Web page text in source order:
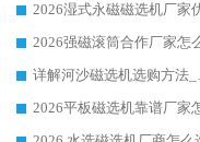
详解河沙